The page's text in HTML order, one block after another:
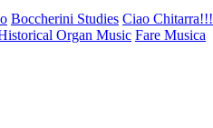
Boccherini Studies Ciao Chitarra!!!
Organ Music Fare Musica